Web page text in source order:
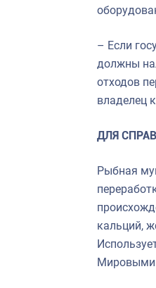
– Если
должны
отходов
владелец
ДЛЯ
Рыбная
кальций,
Мировыми